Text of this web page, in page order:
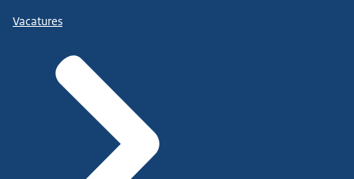
Vacatures